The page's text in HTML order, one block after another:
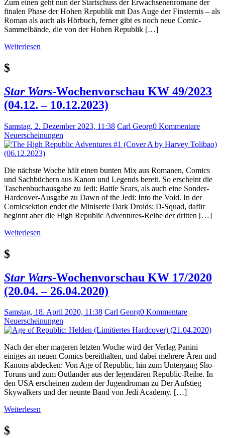
Zum einen geht nun der Startschuss der Erwachsenenromane der
finalen Phase der Hohen Republik mit Das Auge der Finsternis – als
Roman als auch als Hörbuch, ferner gibt es noch neue Comic-
Sammelbände, die von der Hohen Republik […]
Weiterlesen
$
Star Wars-Wochenvorschau KW 49/2023
(04.12. – 10.12.2023)
Samstag, 2. Dezember 2023, 11:38 Carl Georg0 Kommentare
Neuerscheinungen
Die nächste Woche hält einen bunten Mix aus Romanen, Comics
und Sachbüchern aus Kanon und Legends bereit. So erscheint die
Taschenbuchausgabe zu Jedi: Battle Scars, als auch eine Sonder-
Hardcover-Ausgabe zu Dawn of the Jedi: Into the Void. In der
Comicsektion endet die Miniserie Dark Droids: D-Squad, dafür
beginnt aber die High Republic Adventures-Reihe der dritten […]
Weiterlesen
$
Star Wars-Wochenvorschau KW 17/2020
(20.04. – 26.04.2020)
Samstag, 18. April 2020, 11:38 Carl Georg0 Kommentare
Neuerscheinungen
Nach der eher mageren letzten Woche wird der Verlag Panini
einiges an neuen Comics bereithalten, und dabei mehrere Ären und
Kanons abdecken: Von Age of Republic, hin zum Untergang Sho-
Toruns und zum Outlander aus der legendären Republic-Reihe. In
den USA erscheinen zudem der Jugendroman zu Der Aufstieg
Skywalkers und der neunte Band von Jedi Academy. […]
Weiterlesen
$